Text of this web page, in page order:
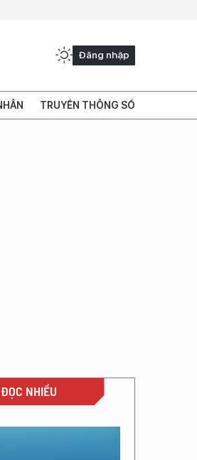
Đăng nhập
TRUYỀN THÔNG SỐ
ĐỌC NHIỀU